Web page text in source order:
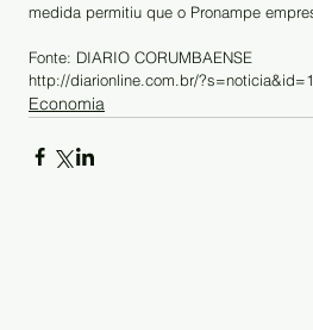
medida permitiu que o Pronampe
Fonte: DIARIO CORUMBAENSE
http://diarionline.com.br/
Economia